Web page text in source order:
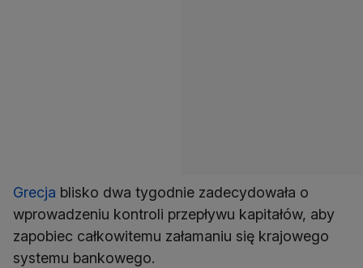
Grecja blisko dwa tygodnie zadecydowała o
wprowadzeniu kontroli przepływu kapitałów, aby
zapobiec całkowitemu załamaniu się krajowego
systemu bankowego.